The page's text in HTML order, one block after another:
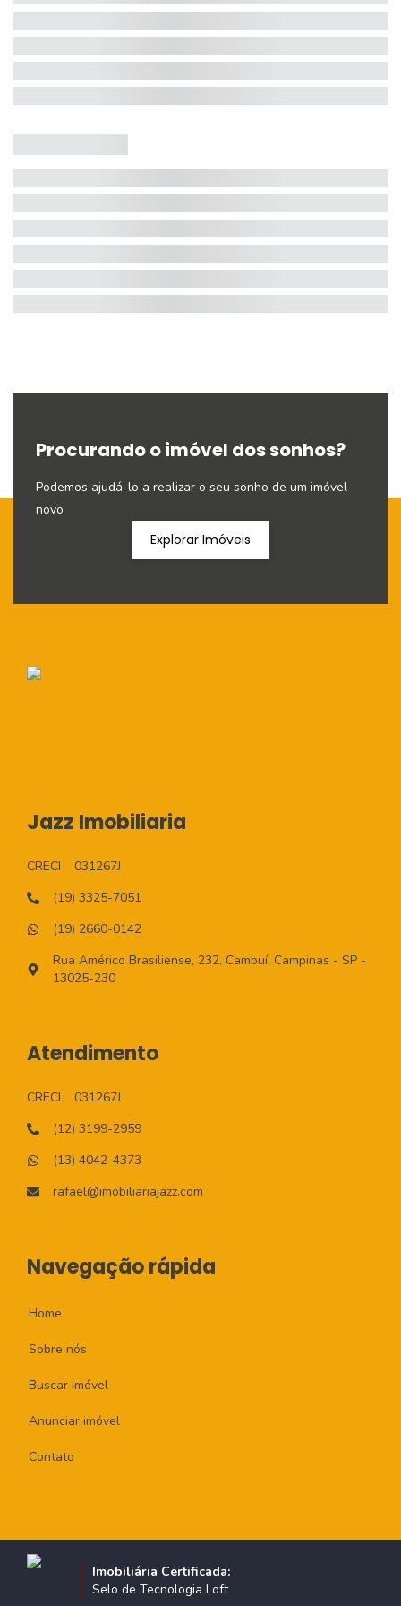
Procurando o imóvel dos sonhos?
Podemos ajudá-lo a realizar o seu sonho de um imóvel
novo
Explorar Imóveis
Jazz Imobiliaria
CRECI
031267J
(19) 3325-7051
(19) 2660-0142
Rua Américo Brasiliense, 232, Cambuí, Campinas - SP -
13025-230
Atendimento
CRECI
031267J
(12) 3199-2959
(13) 4042-4373
rafael@imobiliariajazz.com
Navegação rápida
Home
Sobre nós
Buscar imóvel
Anunciar imóvel
Contato
Imobiliária Certificada:
Selo de Tecnologia Loft